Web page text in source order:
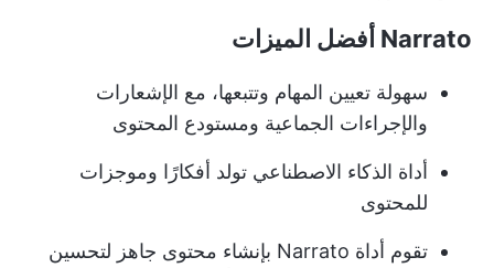
Narrato أفضل الميزات
سهولة تعيين المهام وتتبعها، مع الإشعارات
والإجراءات الجماعية ومستودع المحتوى
أداة الذكاء الاصطناعي تولد أفكارًا وموجزات
للمحتوى
تقوم أداة Narrato بإنشاء محتوى جاهز لتحسين